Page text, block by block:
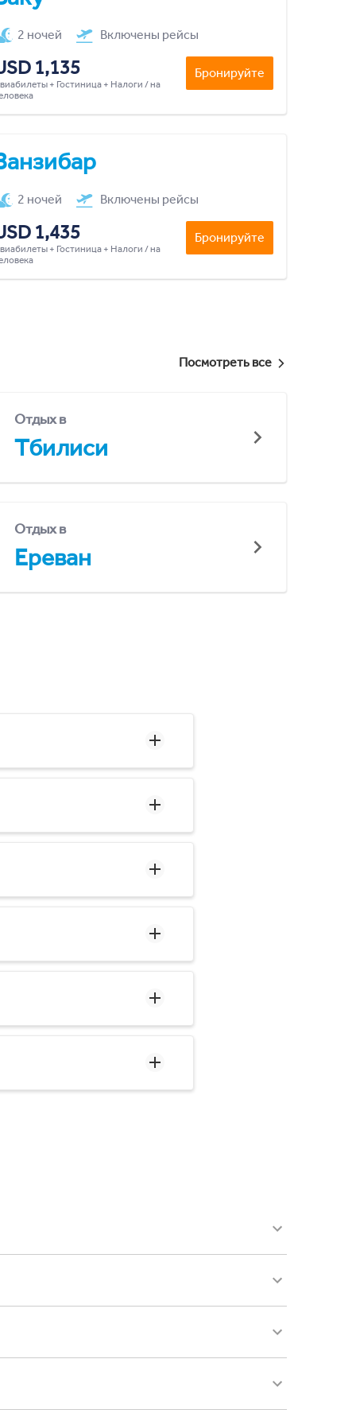
2 ночей Включены рейсы
1,135
+ Гостиница + Налоги / на
Бронируйте
2 ночей Включены рейсы
1,435
+ Гостиница + Налоги / на
Бронируйте
Посмотреть все
Отдых в
Тбилиси
Отдых в
Ереван